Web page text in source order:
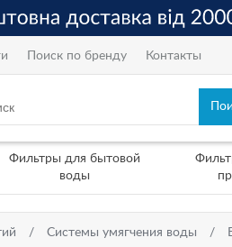
Поиск по бренду Контакты
Фильтры для бытовой
воды
Системы умягчения воды